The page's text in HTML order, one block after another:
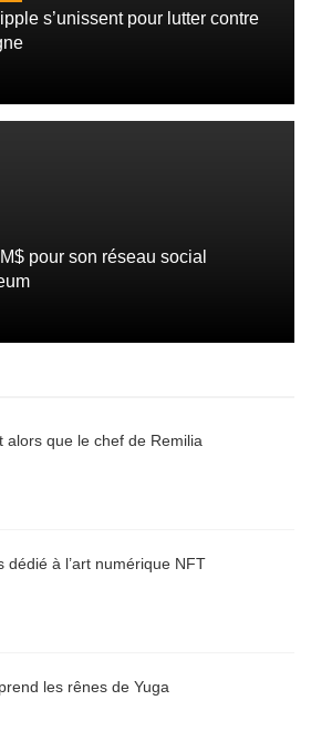
s’unissent pour lutter contre
pour son réseau social
alors que le chef de Remilia
dédié à l’art numérique NFT
les rênes de Yuga